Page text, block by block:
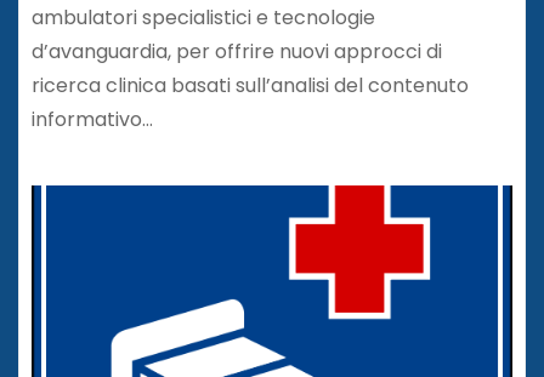
ambulatori specialistici e tecnologie
d’avanguardia, per offrire nuovi approcci di
ricerca clinica basati sull’analisi del contenuto
informativo…